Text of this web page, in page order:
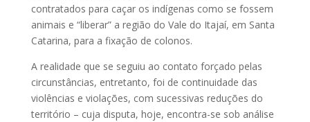
contratados para caçar os indígenas como se fossem
animais e “liberar” a região do Vale do Itajaí, em Santa
Catarina, para a fixação de colonos.
A realidade que se seguiu ao contato forçado pelas
circunstâncias, entretanto, foi de continuidade das
violências e violações, com sucessivas reduções do
território – cuja disputa, hoje, encontra-se sob análise